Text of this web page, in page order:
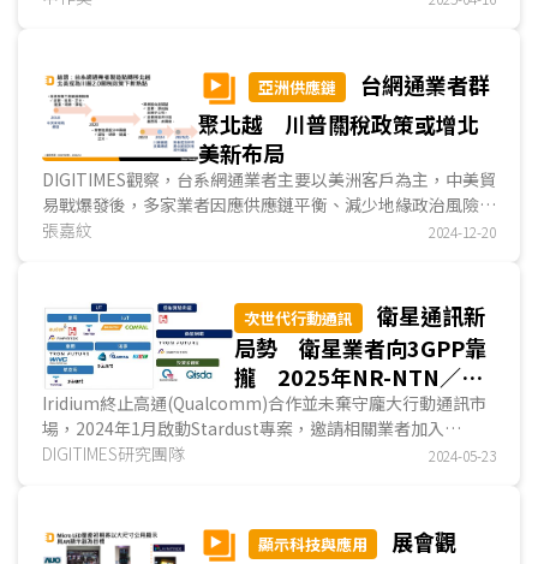
亞洲供應鏈
台網通業者群
聚北越 川普關稅政策或增北
美新布局
DIGITIMES觀察，台系網通業者主要以美洲客戶為主，中美貿
易戰爆發後，多家業者因應供應鏈平衡、減少地緣政治風險，
已陸續赴越南設廠，除處分中國廠、擴充台灣產能外，...
張嘉紋 2024-12-20
次世代行動通訊
衛星通訊新
局勢 衛星業者向3GPP靠
攏 2025年NR-NTN／
NB-NTN服務將起步
Iridium終止高通(Qualcomm)合作並未棄守龐大行動通訊市
場，2024年1月啟動Stardust專案，邀請相關業者加入
Iridium NB-NTN(Non Terrestrial Network)生態系，目標
DIGITIMES研究團隊 2024-05-23
顯示科技與應用
展會觀